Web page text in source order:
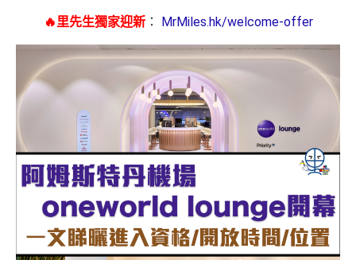
🔥里先生獨家迎新： MrMiles.hk/welcome-offer